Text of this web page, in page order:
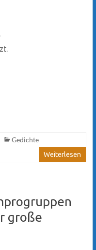
Gedichte
Weiterlesen
große